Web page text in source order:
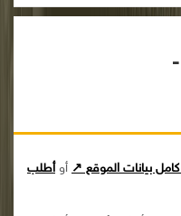
بيانات الموقع ↗ أوأطلب